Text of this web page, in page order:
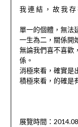
我 連 結 ， 故 我 存
單一的個體，無法
一生為二，關係開
無論我們喜不喜歡
係。
消極來看，確實是
積極來看，的確是
展覽時間：